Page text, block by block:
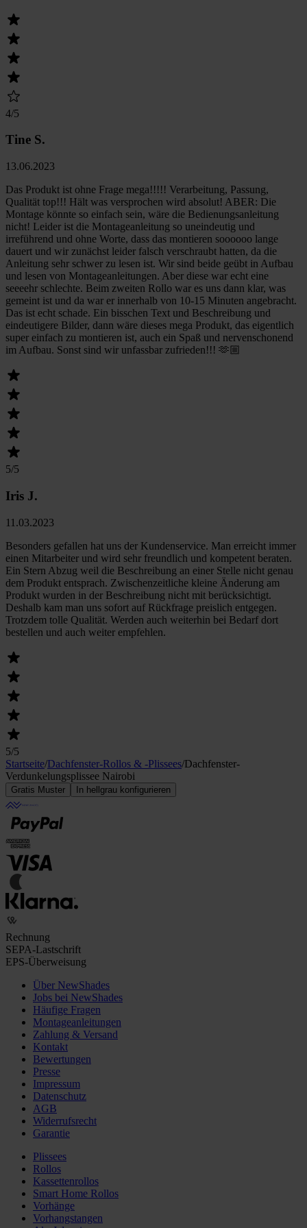
4/5
Tine S.
13.06.2023
Das Produkt ist ohne Frage mega!!!!! Verarbeitung, Passung,
Qualität top!!! Hält was versprochen wird absolut! ABER: Die
Montage könnte so einfach sein, wäre die Bedienungsanleitung
nicht! Leider ist die Montageanleitung so uneindeutig und
irreführend und ohne Worte, dass das montieren soooooo lange
dauert und wir zunächst leider falsch verschraubt hatten, da die
Anleitung sehr schwer zu lesen ist. Wir sind beide geübt in Aufbau
und lesen von Montageanleitungen. Aber diese war echt eine
seeeehr schlechte. Beim zweiten Rollo war es uns dann klar, was
gemeint ist und da war er innerhalb von 10-15 Minuten angebracht.
Das ist echt schade. Ein bisschen Text und Beschreibung und
eindeutigere Bilder, dann wäre dieses mega Produkt, das eigentlich
super einfach zu montieren ist, auch ein Spaß und nervenschonend
im Aufbau. Sonst sind wir unfassbar zufrieden!!! 🫶🏼
5/5
Iris J.
11.03.2023
Besonders gefallen hat uns der Kundenservice. Man erreicht immer
einen Mitarbeiter und wird sehr freundlich und kompetent beraten.
Ein Stern Abzug weil die Beschreibung an einer Stelle nicht genau
dem Produkt entsprach. Zwischenzeitliche kleine Änderung am
Produkt wurden in der Beschreibung nicht mit berücksichtigt.
Deshalb kam man uns sofort auf Rückfrage preislich entgegen.
Trotzdem tolle Qualität. Werden auch weiterhin bei Bedarf dort
bestellen und auch weiter empfehlen.
5/5
Startseite/Dachfenster-Rollos & -Plissees/Dachfenster-
Verdunkelungsplissee Nairobi
Gratis Muster In hellgrau konfigurieren
Rechnung
SEPA-Lastschrift
EPS-Überweisung
Über NewShades
Jobs bei NewShades
Häufige Fragen
Montageanleitungen
Zahlung & Versand
Kontakt
Bewertungen
Presse
Impressum
Datenschutz
AGB
Widerrufsrecht
Garantie
Plissees
Rollos
Kassettenrollos
Smart Home Rollos
Vorhänge
Vorhangstangen